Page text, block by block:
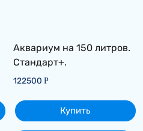
Аквариум на 150 литров.
Стандарт+.
122500Р
Купить